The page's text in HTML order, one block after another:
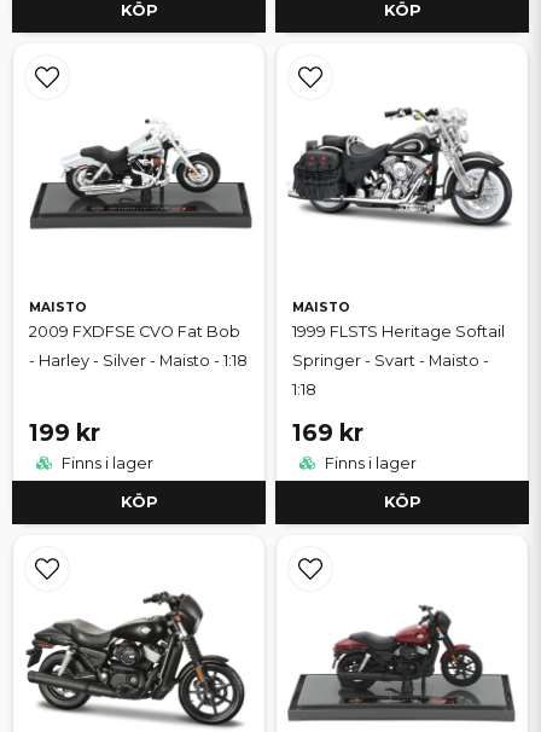
KÖP KÖP
MAISTO
2009 FXDFSE CVO Fat Bob
- Harley - Silver - Maisto - 1:18
199 kr
Finns i lager
KÖP
MAISTO
1999 FLSTS Heritage Softail
Springer - Svart - Maisto -
1:18
169 kr
Finns i lager
KÖP